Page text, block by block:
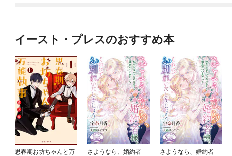
イースト・プレスのおすすめ本
思春期お坊ちゃんと万
さようなら、婚約者
さようなら、婚約者